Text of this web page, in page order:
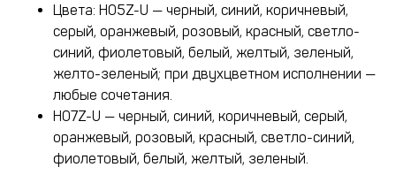
Цвета: H05Z-U — черный, синий, коричневый,
серый, оранжевый, розовый, красный, светло-
синий, фиолетовый, белый, желтый, зеленый,
желто-зеленый; при двухцветном исполнении —
любые сочетания.
H07Z-U — черный, синий, коричневый, серый,
оранжевый, розовый, красный, светло-синий,
фиолетовый, белый, желтый, зеленый.